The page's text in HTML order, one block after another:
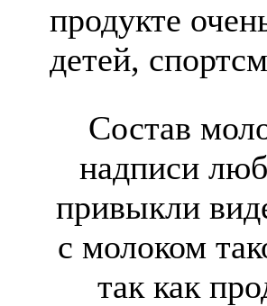
продукте
детей,
Состав
надписи
привыкли
с молоком
так как